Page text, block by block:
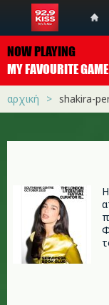
NOW PLAYING
MY FAVOURITE GAME
αρχική shakira-